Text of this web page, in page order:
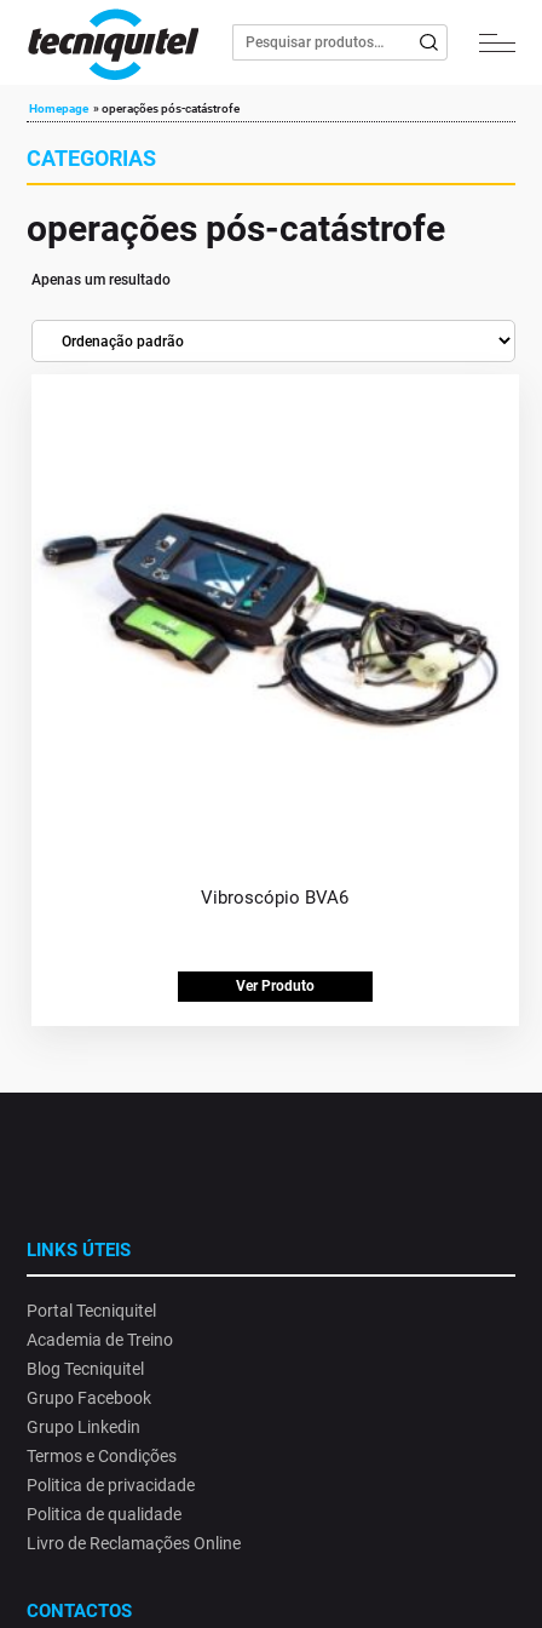
Homepage »operações pós-catástrofe
CATEGORIAS
operações pós-catástrofe
Apenas um resultado
Vibroscópio BVA6
Ver Produto
LINKS ÚTEIS
Portal Tecniquitel
Academia de Treino
Blog Tecniquitel
Grupo Facebook
Grupo Linkedin
Termos e Condições
Politica de privacidade
Politica de qualidade
Livro de Reclamações Online
CONTACTOS